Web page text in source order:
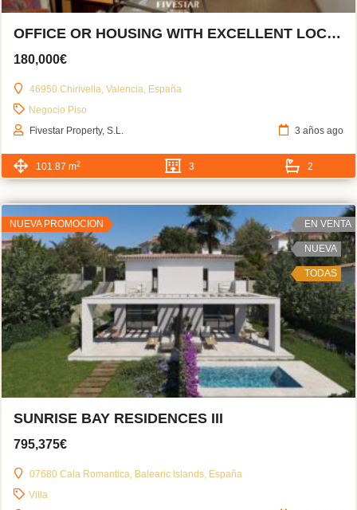
OFFICE OR HOUSING WITH EXCELLENT LOCATION
180,000€
46950 Chirivella, Valencia, España
Negocio Piso
Fivestar Property, S.L.
3 años ago
101.87 m2 3 2
NUEVA PROMOCION EN VENTA
NUEVA
TODAS
SUNRISE BAY RESIDENCES III
795,375€
07680 Cala Romantica, Balearic Islands, España
Villa